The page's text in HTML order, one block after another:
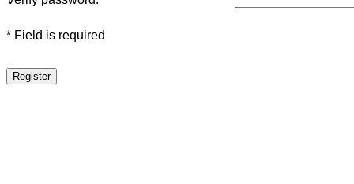
* Field is required
Register